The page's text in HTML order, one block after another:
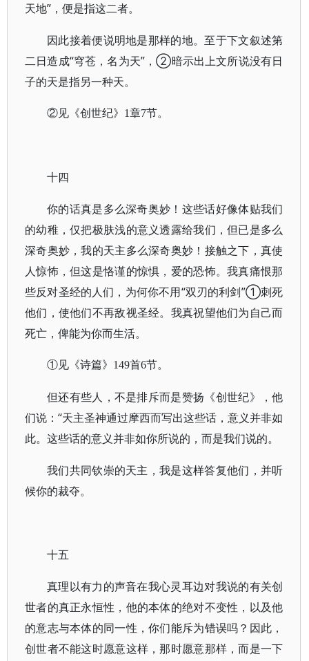
天地”，便是指这二者。
因此接着便说明地是那样的地。至于下文叙述第
二日造成“穹苍，名为天”，②暗示出上文所说没有日
子的天是指另一种天。
②见《创世纪》1章7节。
十四
你的话真是多么深奇奥妙！这些话好像体贴我们
的幼稚，仅把极肤浅的意义透露给我们，但已是多么
深奇奥妙，我的天主多么深奇奥妙！接触之下，真使
人惊怖，但这是恪谨的惊惧，爱的恐怖。我真痛恨那
些反对圣经的人们，为何你不用“双刃的利剑”①刺死
他们，使他们不再敌视圣经。我真祝望他们为自己而
死亡，俾能为你而生活。
①见《诗篇》149首6节。
但还有些人，不是排斥而是赞扬《创世纪》，他
们说：“天主圣神通过摩西而写出这些话，意义并非如
此。这些话的意义并非如你所说的，而是我们说的。
我们共同钦崇的天主，我是这样答复他们，并听
候你的裁夺。
十五
真理以有力的声音在我心灵耳边对我说的有关创
世者的真正永恒性，他的本体的绝对不变性，以及他
的意志与本体的同一性，你们能斥为错误吗？因此，
创世者不能这时愿意这样，那时愿意那样，而是一下